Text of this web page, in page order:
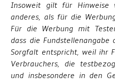
Insoweit gilt für Hinweise
anderes, als für die
Für die Werbung mit
dass die
Sorgfalt entspricht, weil ihr
Verbrauchers, die
und insbesondere in den